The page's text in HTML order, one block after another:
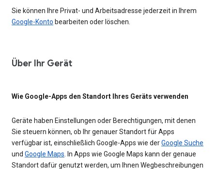
Sie können Ihre Privat- und Arbeitsadresse jederzeit in Ihrem
Google-Konto bearbeiten oder löschen.
Über Ihr Gerät
Wie Google-Apps den Standort Ihres Geräts verwenden
Geräte haben Einstellungen oder Berechtigungen, mit denen
Sie steuern können, ob Ihr genauer Standort für Apps
verfügbar ist, einschließlich Google-Apps wie derGoogle Suche
und Google Maps. In Apps wie Google Maps kann der genaue
Standort dafür genutzt werden, um Ihnen Wegbeschreibungen